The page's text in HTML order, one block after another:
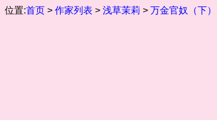
位置:首页 > 作家列表 > 浅草茉莉 > 万金官奴（下）